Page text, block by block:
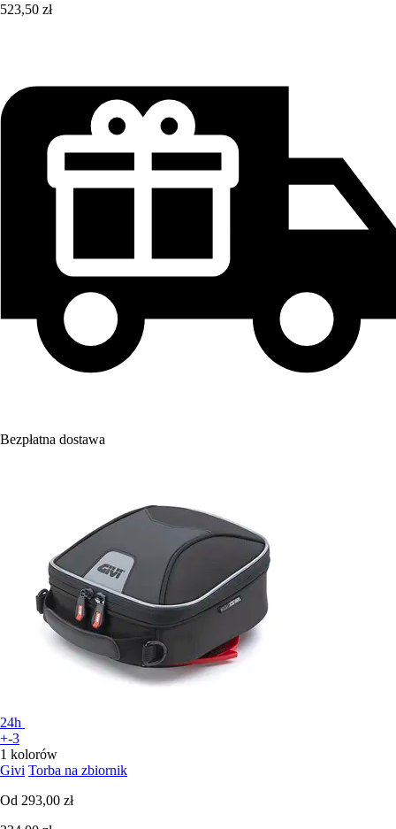
523,50 zł
Bezpłatna dostawa
24h
+-3
1 kolorów
Givi Torba na zbiornik
Od 293,00 zł